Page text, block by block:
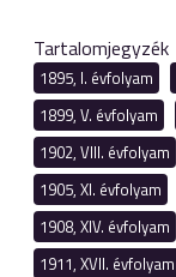
Tartalomjegyzék
1895, I. évfolyam
1899, V. évfolyam
1902, VIII. évfolyam
1905, XI. évfolyam
1908, XIV. évfolyam
1911, XVII. évfolyam